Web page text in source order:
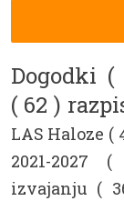
Dogodki (
( 62 )
LAS Haloze (
2021-2027 (
izvajanju (